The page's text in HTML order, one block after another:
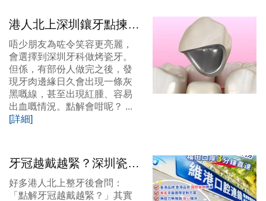
港人北上深圳鑲牙點揀
好？拆解烤瓷牙常見問題
與全瓷牙選擇指南
唔少朋友為咗令笑容更亮麗，
會選擇到深圳牙科做烤瓷牙。
但係，有部份人做完之後，發
現牙肉邊緣日久會出現一條灰
黑嘅線，甚至出現紅腫、容易
出血嘅情況。點解會咁呢？ ...
[詳細]
牙冠越戴越緊？深圳瓷牙
套價錢話你知
好多港人北上整牙後會問：
「點解牙冠越戴越緊？」其實